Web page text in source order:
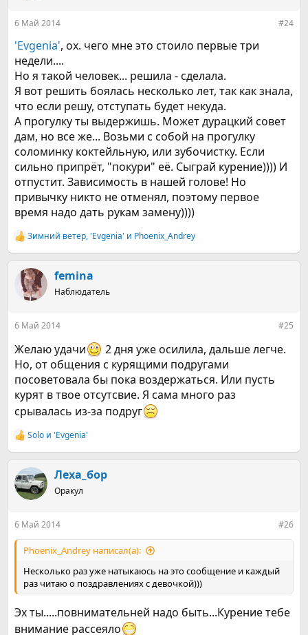
6 Май 2014 #24
'Evgenia', ох. чего мне это стоило первые три
недели....
Но я такой человек... решила - сделала.
Я вот решить боялась несколько лет, так как знала,
что если решу, отступать будет некуда.
А прогулку ты выдержишь. Может дурацкий совет
дам, но все же... Возьми с собой на прогулку
соломинку коктейльную, или зубочистку. Если
сильно припрёт, "покури" её. Сыграй курение)))) И
отпустит. Зависимость в нашей голове! Но
привычку никто не отменял, поэтому первое
время надо дать рукам замену))))
Р
е
Зимний ветер,'Evgenia' и Phoenix_Andrey
femina
Наблюдатель
6 Май 2014 #25
Желаю удачи
2 дня уже осилила, дальше легче.
Но, от общения с курящими подругами
посоветовала бы пока воздержаться. Или пусть
курят в твое отсутсвие. Я сама много раз
срывалась из-за подруг
Р
е
к
ц
и
Solo и 'Evgenia'
Леха_бор
Оракул
6 Май 2014 #26
Phoenix_Andrey написал(а):
Несколько раз уже натыкаюсь на это сообщение и каждый
раз читаю о поздравлениях с девочкой)))
Эх ты.....повнимательней надо быть...Курение тебе
внимание рассеяло